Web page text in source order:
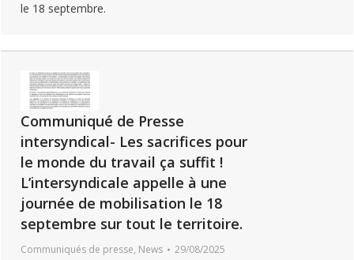
le 18 septembre.
Communiqué de Presse
intersyndical- Les sacrifices pour
le monde du travail ça suffit !
L’intersyndicale appelle à une
journée de mobilisation le 18
septembre sur tout le territoire.
Communiqués de presse, News 29/08/2025